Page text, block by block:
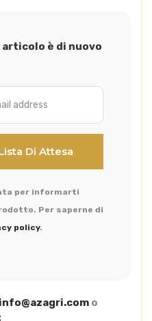
articolo è di nuovo
per informarti
Per saperne di
policy.
info@azagri.com o